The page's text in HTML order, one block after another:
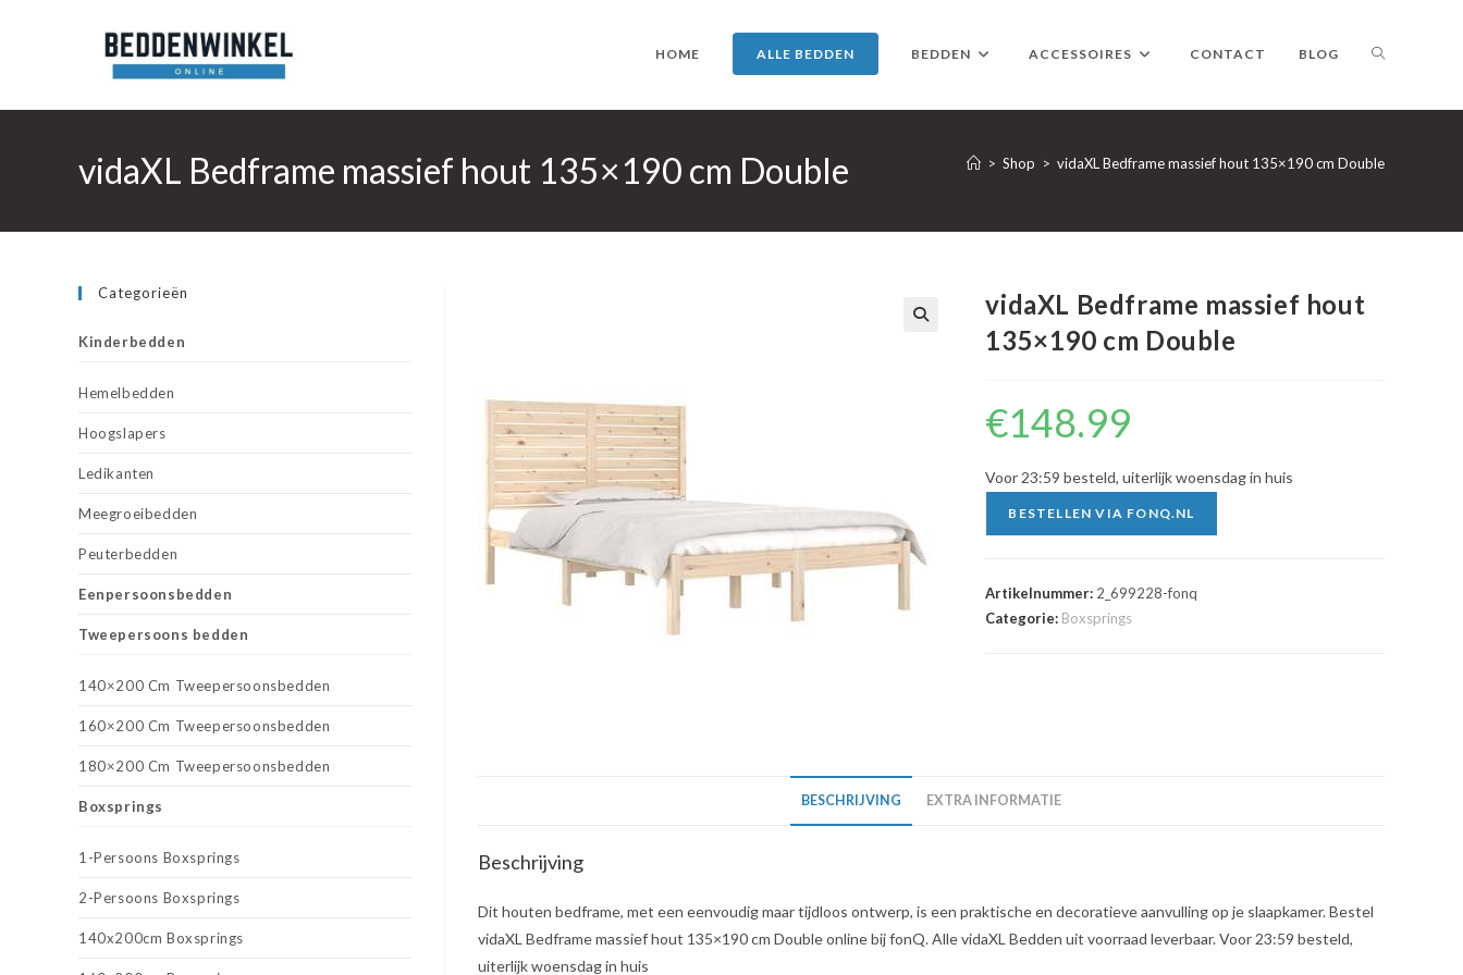
HOME ALLE BEDDEN BEDDEN ACCESSOIRES CONTACT BLOG TOGGLE
WEBSITE
vidaXL Bedframe massief hout 135×190 cm Double > Shop > vidaXL Bedframe massief hout 135×190 cm Double
vidaXL Bedframe massief hout
135×190 cm Double
€148.99
Voor 23:59 besteld, uiterlijk woensdag in huis
BESTELLEN VIA FONQ.NL
Artikelnummer: 2_699228-fonq
Categorie: Boxsprings
BESCHRIJVING EXTRA INFORMATIE
Beschrijving
Dit houten bedframe, met een eenvoudig maar tijdloos ontwerp, is een praktische en decoratieve aanvulling op je slaapkamer. Bestel
vidaXL Bedframe massief hout 135×190 cm Double online bij fonQ. Alle vidaXL Bedden uit voorraad leverbaar. Voor 23:59 besteld,
uiterlijk woensdag in huis
Categorieën
Kinderbedden
Hemelbedden
Hoogslapers
Ledikanten
Meegroeibedden
Peuterbedden
Eenpersoonsbedden
Tweepersoons bedden
140×200 Cm Tweepersoonsbedden
160×200 Cm Tweepersoonsbedden
180×200 Cm Tweepersoonsbedden
Boxsprings
1-Persoons Boxsprings
2-Persoons Boxsprings
140x200cm Boxsprings